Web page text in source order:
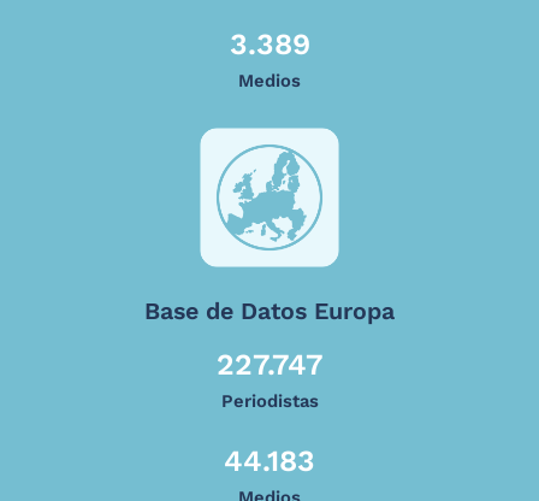
Medios
3.389
Base de Datos Europa
Periodistas
227.747
44.183